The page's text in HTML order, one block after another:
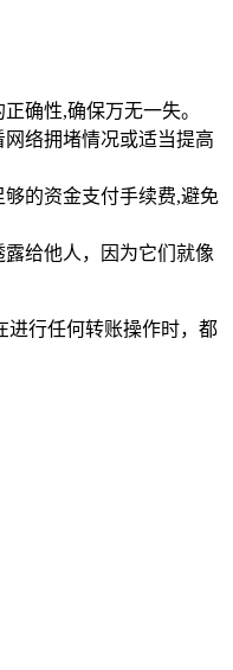
确性,确保万无一失。
络拥堵情况或适当提高
的资金支付手续费,避免
给他人，因为它们就像
进行任何转账操作时，都